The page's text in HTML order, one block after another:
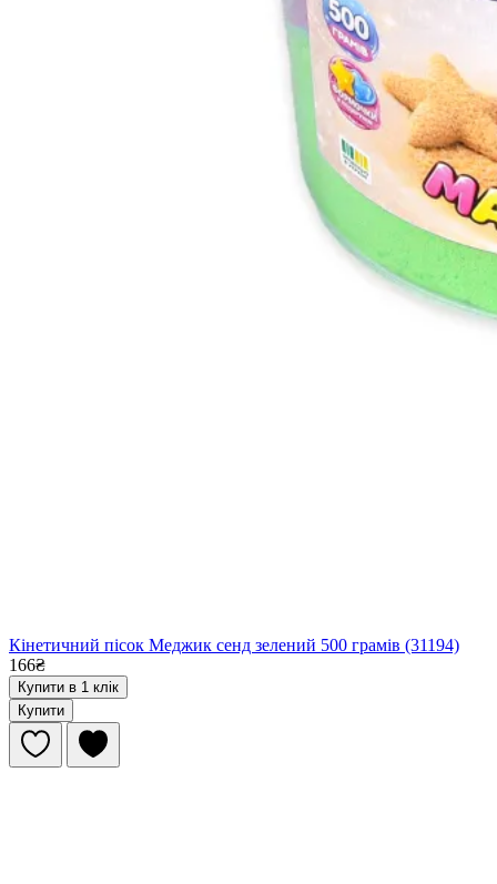
Кінетичний пісок Меджик сенд зелений 500 грамів (31194)
166₴
Купити в 1 клік
Купити